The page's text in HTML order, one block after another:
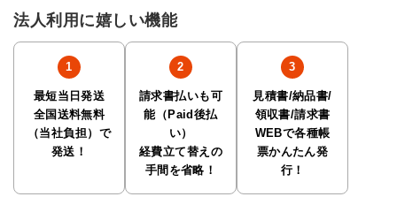
法人利用に嬉しい機能
最短当日発送
全国送料無料
（当社負担）で
発送！
請求書払いも可
能（Paid後払
い）
経費立て替えの
手間を省略！
見積書/納品書/
領収書/請求書
WEBで各種帳
票かんたん発
行！